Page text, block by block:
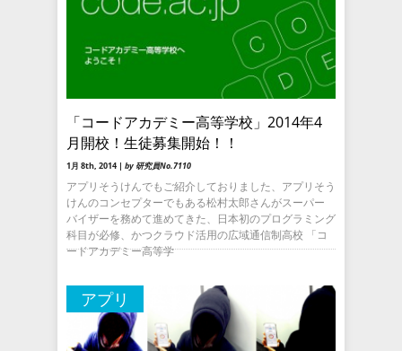
「コードアカデミー高等学校」2014年4
月開校！生徒募集開始！！
1月 8th, 2014 | by 研究員No.7110
アプリそうけんでもご紹介しておりました、アプリそう
けんのコンセプターでもある松村太郎さんがスーパー
バイザーを務めて進めてきた、日本初のプログラミング
科目が必修、かつクラウド活用の広域通信制高校 「コ
ードアカデミー高等学
アプリ